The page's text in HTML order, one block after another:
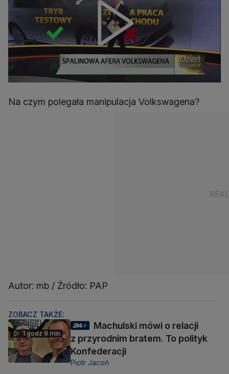
Na czym polegała manipulacja Volkswagena?
Autor: mb / Źródło: PAP
ZOBACZ TAKŻE:
1 godz 6 min
Machulski mówi o relacji
z przyrodnim bratem. To polityk
Konfederacji
Piotr Jacoń